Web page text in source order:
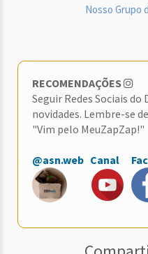
Nosso Grupo
RECOMENDAÇÕES
Seguir Redes Sociais
novidades. Lembre-se
"Vim pelo MeuZapZap!"
@asn.web Canal